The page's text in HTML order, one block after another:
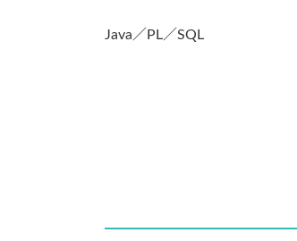
Java／PL／SQL